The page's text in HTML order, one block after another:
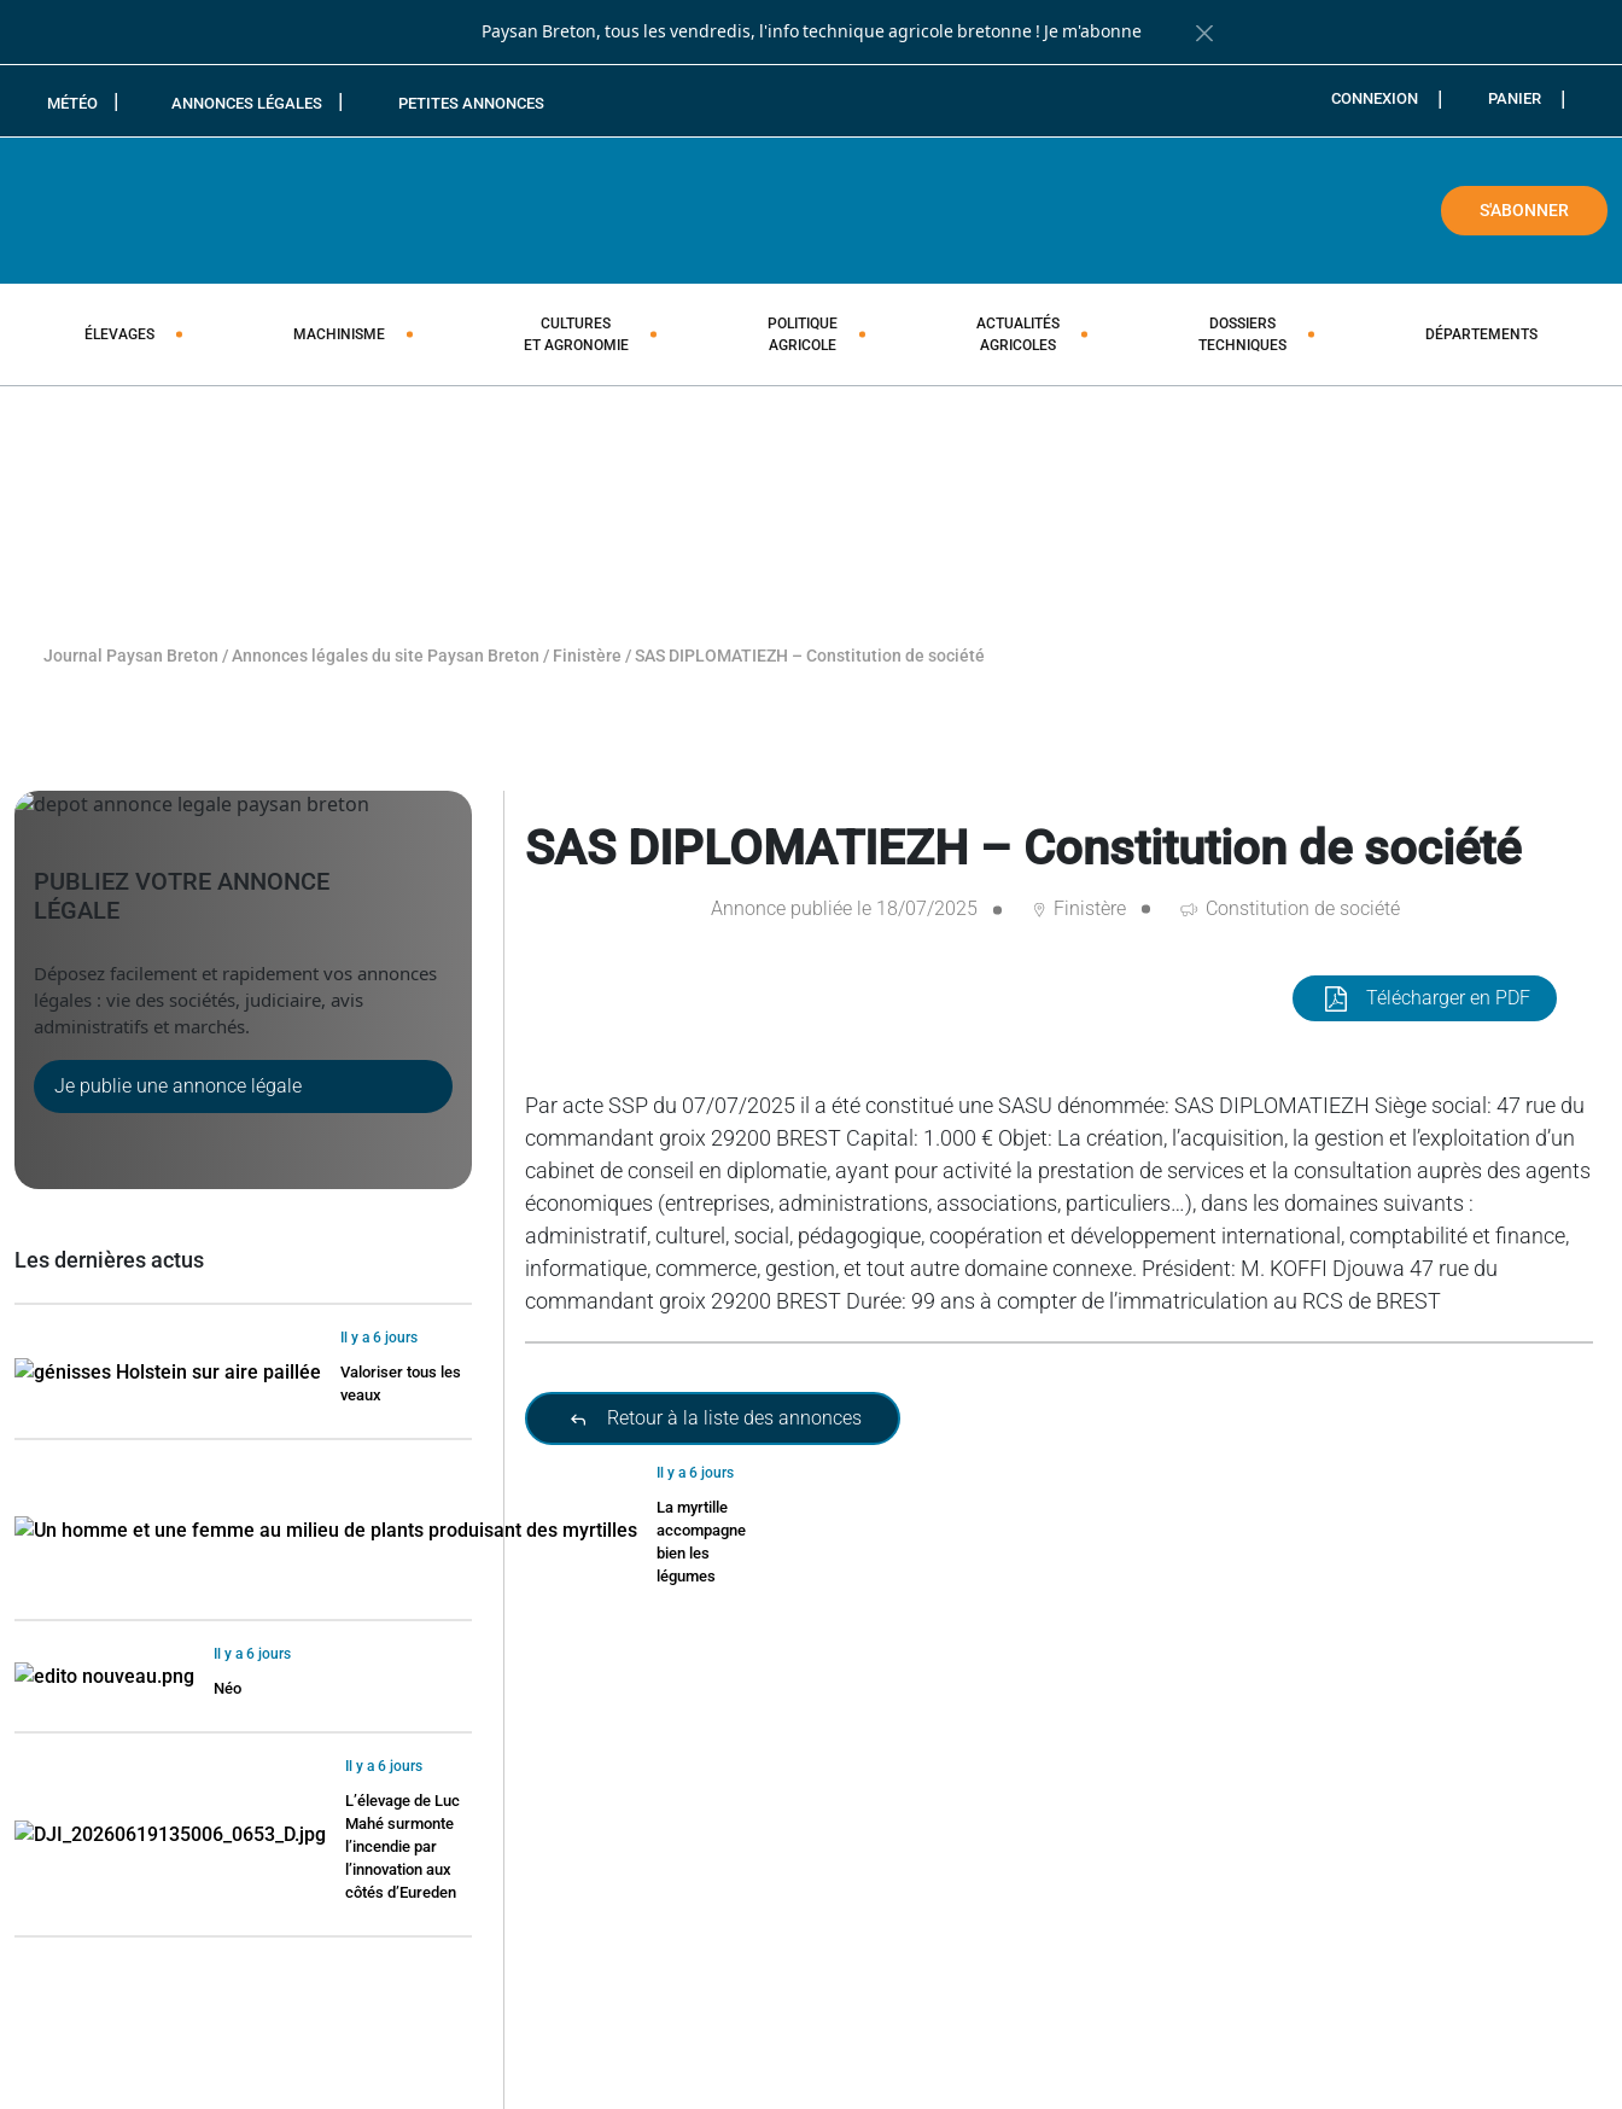
Paysan Breton, tous les vendredis, l'info technique agricole bretonne ! Je m'abonne
Fermer la barre de notification
MÉTÉO ANNONCES LÉGALES PETITES ANNONCES CONNEXION PANIER
S'ABONNER
ÉLEVAGES MACHINISME
CULTURES
ET AGRONOMIE
POLITIQUE
AGRICOLE
ACTUALITÉS
AGRICOLES
DOSSIERS
TECHNIQUES
DÉPARTEMENTS
Journal Paysan Breton /Annonces légales du site Paysan Breton / Finistère /SAS DIPLOMATIEZH – Constitution de société
SAS DIPLOMATIEZH – Constitution de société
Annonce publiée le 18/07/2025 Finistère Constitution de société
Télécharger en PDF
Par acte SSP du 07/07/2025 il a été constitué une SASU dénommée: SAS DIPLOMATIEZH Siège social: 47 rue du
commandant groix 29200 BREST Capital: 1.000 € Objet: La création, l’acquisition, la gestion et l’exploitation d’un
cabinet de conseil en diplomatie, ayant pour activité la prestation de services et la consultation auprès des agents
économiques (entreprises, administrations, associations, particuliers…), dans les domaines suivants :
administratif, culturel, social, pédagogique, coopération et développement international, comptabilité et finance,
informatique, commerce, gestion, et tout autre domaine connexe. Président: M. KOFFI Djouwa 47 rue du
commandant groix 29200 BREST Durée: 99 ans à compter de l’immatriculation au RCS de BREST
Retour à la liste des annonces
PUBLIEZ VOTRE ANNONCE
LÉGALE
Déposez facilement et rapidement vos annonces
légales : vie des sociétés, judiciaire, avis
administratifs et marchés.
Je publie une annonce légale
Les dernières actus
Il y a 6 jours
Valoriser tous les
veaux
Il y a 6 jours
La myrtille
accompagne
bien les
légumes
Il y a 6 jours
Néo
Il y a 6 jours
L’élevage de Luc
Mahé surmonte
l’incendie par
l’innovation aux
côtés d’Eureden